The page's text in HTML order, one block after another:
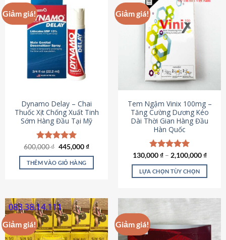
Giảm giá!
Dynamo Delay – Chai
Thuốc Xịt Chống Xuất Tinh
Sớm Hàng Đầu Tại Mỹ
Được xếp
hạng5.00
5 sao
600,000₫ Giá
là:
600,000 ₫.
445,000₫Giá
tại
THÊM VÀO GIỎ HÀNG
Giảm giá!
Tem Ngậm Vinix 100mg –
Tăng Cường Dương Kéo
Dài Thời Gian Hàng Đầu
Hàn Quốc
Được xếp
hạng5.00
5 sao
130,000₫– 2,100,000₫
LỰA CHỌN TÙY CHỌN
nhiều
biến
Giảm giá! Giảm giá!